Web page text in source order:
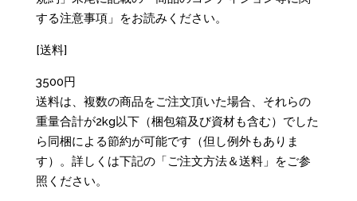
する注意事項」をお読みください。
[送料]
3500円
送料は、複数の商品をご注文頂いた場合、それらの
重量合計が2kg以下（梱包箱及び資材も含む）でした
ら同梱による節約が可能です（但し例外もありま
す）。詳しくは下記の「ご注文方法＆送料」をご参
照ください。